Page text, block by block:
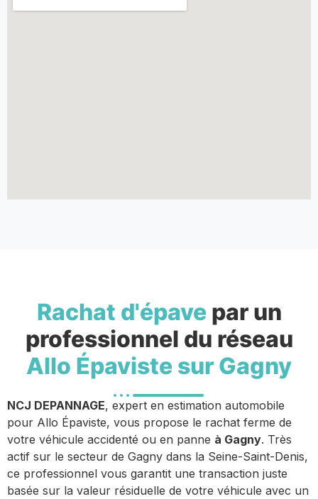
Rachat d'épavepar un
professionnel du réseau
Allo Épaviste sur Gagny
NCJ DEPANNAGE, expert en estimation automobile
pour Allo Épaviste, vous propose le rachat ferme de
votre véhicule accidenté ou en panne à Gagny. Très
actif sur le secteur de Gagny dans la Seine-Saint-Denis,
ce professionnel vous garantit une transaction juste
basée sur la valeur résiduelle de votre véhicule avec un